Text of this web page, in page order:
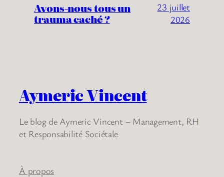
Avons-nous tous un
trauma caché ?
23 juillet
2026
Aymeric Vincent
Le blog de Aymeric Vincent – Management, RH
et Responsabilité Sociétale
À propos